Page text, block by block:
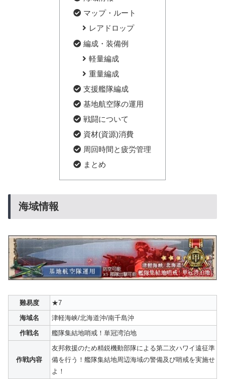
マップ・ルート
レアドロップ
編成・装備例
軽量編成
重量編成
支援艦隊編成
基地航空隊の運用
戦闘について
資材(資源)消費
周回時間と疲労管理
まとめ
海域情報
難易度
★7
海域名
津軽海峡/北海道沖/南千島沖
作戦名
艦隊集結地哨戒！単冠湾泊地
作戦内容
友邦救援のため精鋭機動部隊による第二次ハワイ遠征準
備を行う！艦隊集結地周辺海域の警備及び哨戒を実施せ
よ！